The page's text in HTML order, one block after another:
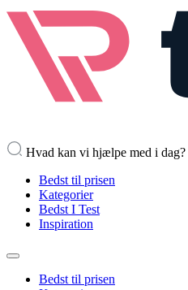
Hvad kan vi hjælpe med i dag?
Bedst til prisen
Kategorier
Bedst I Test
Inspiration
Bedst til prisen